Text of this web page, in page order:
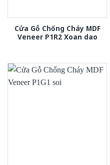
Cửa Gỗ Chống Cháy MDF
Veneer P1R2 Xoan dao